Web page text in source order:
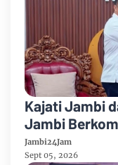
Kajati Jambi
Jambi
Penegakan
Jambi24Jam
Sept 05, 2026